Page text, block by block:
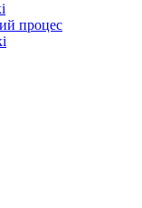
процес